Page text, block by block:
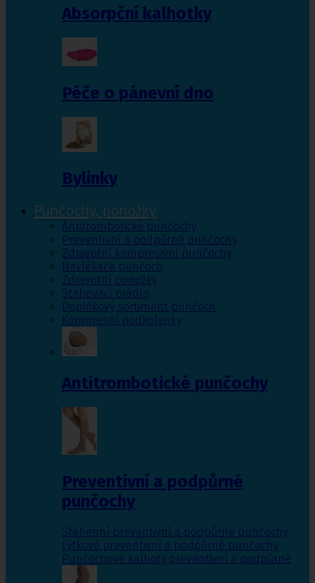
Absorpční kalhotky
Péče o pánevní dno
Bylinky
Punčochy, ponožky
Antitrombotické punčochy
Preventivní a podpůrné punčochy
Zdravotní kompresivní punčochy
Navlékače punčoch
Zdravotní ponožky
Stahovací prádlo
Doplňkový sortiment punčoch
Kompresní podkolenky
Antitrombotické punčochy
Preventivní a podpůrné
punčochy
Stehenní preventivní a podpůrné punčochy,
Lýtkové preventivní a podpůrné punčochy,
Punčochové kalhoty preventivní a podpůrné